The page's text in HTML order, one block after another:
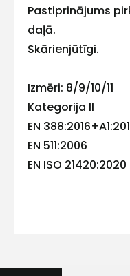
Pastiprinājums
daļā.
Skārienjūtīgi.
Izmēri: 8/9/10/11
Kategorija II
EN
EN 511:2006
EN ISO 21420:2020